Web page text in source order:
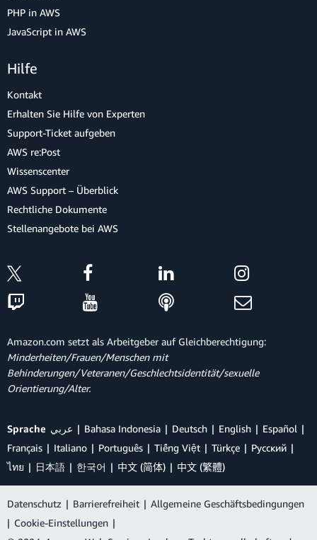
PHP in AWS
JavaScript in AWS
Hilfe
Kontakt
Erhalten Sie Hilfe von Experten
Support-Ticket aufgeben
AWS re:Post
Wissenscenter
AWS Support – Überblick
Rechtliche Dokumente
Stellenangebote bei AWS
Amazon.com setzt als Arbeitgeber auf Gleichberechtigung:
Minderheiten/Frauen/Menschen mit
Behinderungen/Veteranen/Geschlechtsidentität/sexuelle
Orientierung/Alter.
Sprache عربي Bahasa Indonesia Deutsch English
Español
Français
Italiano Português Tiếng Việt Türkçe
Ρусский
ไทย
日本語 한국어 中文 (简体) 中文 (繁體)
Datenschutz | Barrierefreiheit | Allgemeine Geschäftsbedingungen
| Cookie-Einstellungen |